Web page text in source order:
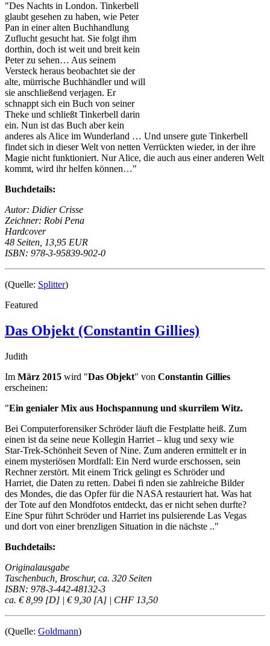
"Des Nachts in London. Tinkerbell
glaubt gesehen zu haben, wie Peter
Pan in einer alten Buchhandlung
Zuflucht gesucht hat. Sie folgt ihm
dorthin, doch ist weit und breit kein
Peter zu sehen… Aus seinem
Versteck heraus beobachtet sie der
alte, mürrische Buchhändler und will
sie anschließend verjagen. Er
schnappt sich ein Buch von seiner
Theke und schließt Tinkerbell darin
ein. Nun ist das Buch aber kein
anderes als Alice im Wunderland … Und unsere gute Tinkerbell
findet sich in dieser Welt von netten Verrückten wieder, in der ihre
Magie nicht funktioniert. Nur Alice, die auch aus einer anderen Welt
kommt, wird ihr helfen können…"
Buchdetails:
Autor: Didier Crisse
Zeichner: Robi Pena
Hardcover
48 Seiten, 13,95 EUR
ISBN: 978-3-95839-902-0
(Quelle: Splitter)
Featured
Das Objekt (Constantin Gillies)
Judith
Im März 2015 wird "Das Objekt" von Constantin Gillies
erscheinen:
"Ein genialer Mix aus Hochspannung und skurrilem Witz.
Bei Computerforensiker Schröder läuft die Festplatte heiß. Zum
einen ist da seine neue Kollegin Harriet – klug und sexy wie
Star-Trek-Schönheit Seven of Nine. Zum anderen ermittelt er in
einem mysteriösen Mordfall: Ein Nerd wurde erschossen, sein
Rechner zerstört. Mit einem Trick gelingt es Schröder und
Harriet, die Daten zu retten. Dabei fi nden sie zahlreiche Bilder
des Mondes, die das Opfer für die NASA restauriert hat. Was hat
der Tote auf den Mondfotos entdeckt, das er nicht sehen durfte?
Eine Spur führt Schröder und Harriet ins pulsierende Las Vegas
und dort von einer brenzligen Situation in die nächste .."
Buchdetails:
Originalausgabe
Taschenbuch, Broschur, ca. 320 Seiten
ISBN: 978-3-442-48132-3
ca. € 8,99 [D] | € 9,30 [A] | CHF 13,50
(Quelle: Goldmann)